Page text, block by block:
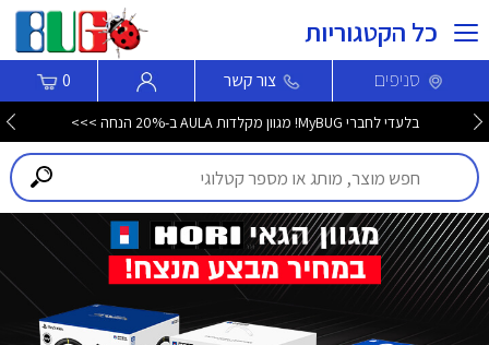
כל הקטגוריות
סניפים צור קשר 0
בלעדי לחברי MyBUG! מגוון מקלדות AULA ב-20% הנחה >>>